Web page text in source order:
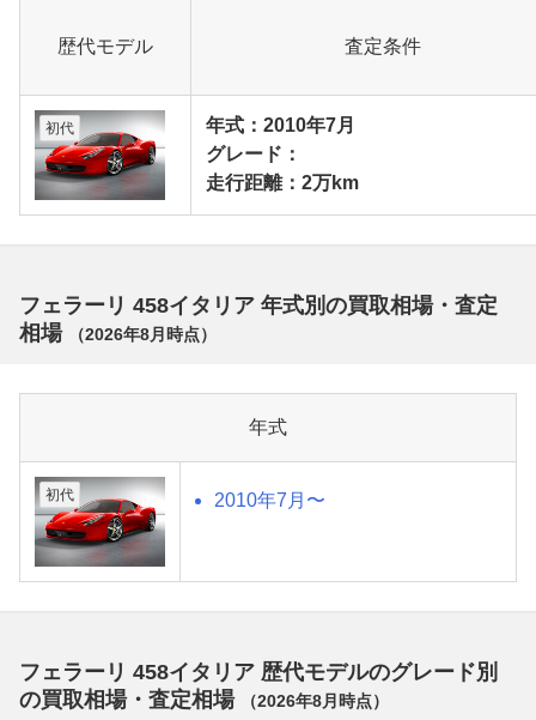
歴代モデル 査定条件
初代
年式：2010年7月
グレード：
走行距離：2万km
フェラーリ 458イタリア 年式別の買取相場・査定
相場
（2026年8月 時点）
年式
初代 2010年7月〜
フェラーリ 458イタリア 歴代モデルのグレード別
の買取相場・査定相場
（2026年8月 時点）